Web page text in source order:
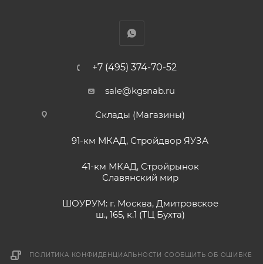
+7 (495) 374-70-52
sale@kgsnab.ru
Склады (Магазины)
91-км МКАД, Стройдвор ЯУЗА
41-км МКАД, Стройрынок
Славянский мир
ШОУРУМ: г. Москва, Дмитровское
ш., 165, к.1 (ТЦ Бухта)
ПОЛИТИКА КОНФИДЕНЦИАЛЬНОСТИ СООБЩИТЬ ОБ ОШИБКЕ